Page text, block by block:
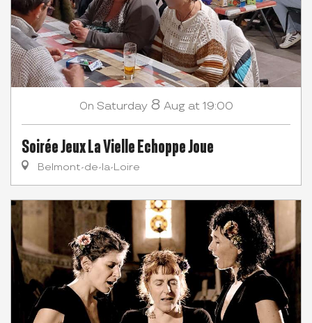
On Saturday 8 Aug at 19:00
Soirée Jeux La Vielle Echoppe Joue
Belmont-de-la-Loire